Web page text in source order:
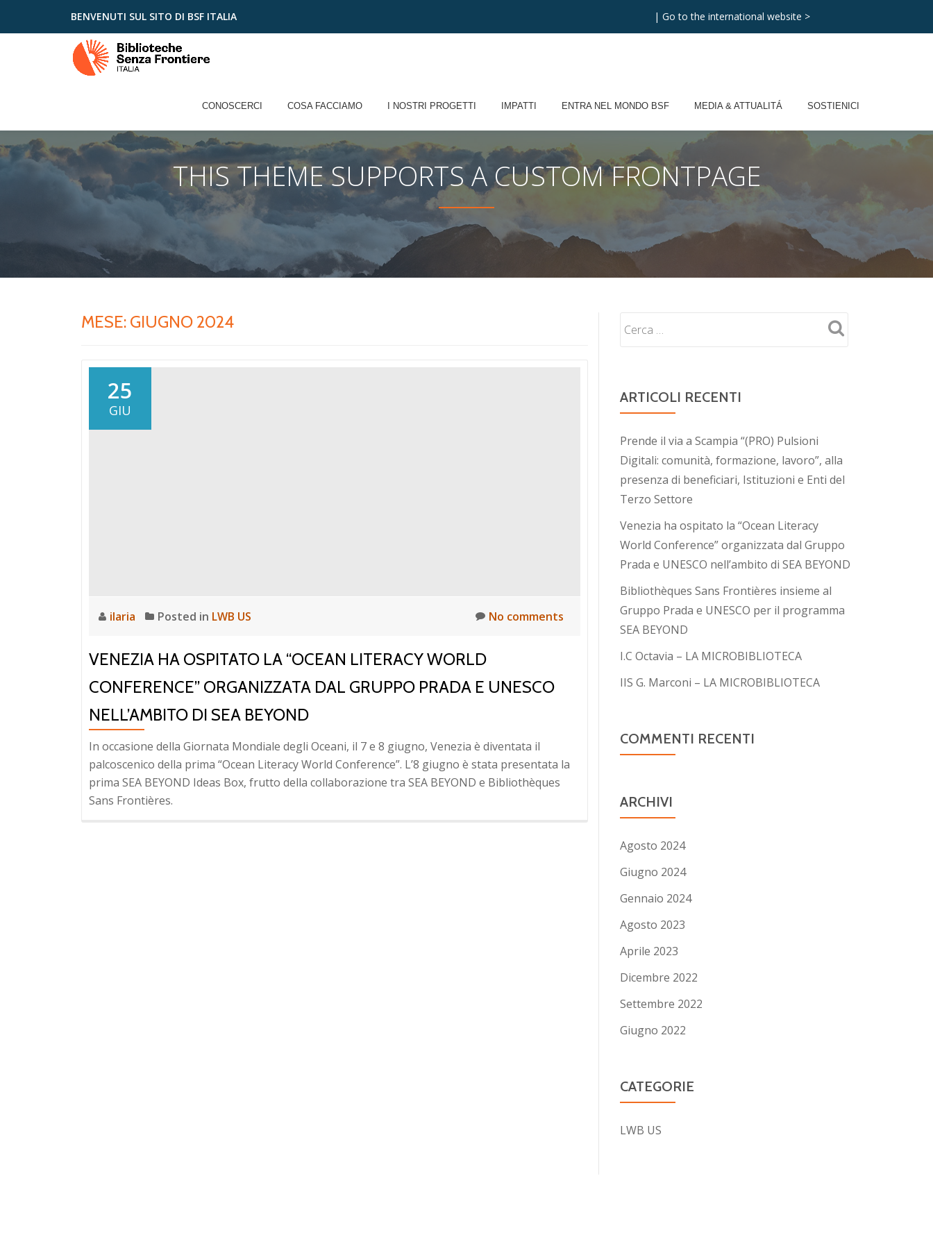
Skip
BENVENUTI SUL SITO DI BSF ITALIA | Go to the international website >
CONOSCERCI COSA FACCIAMO I NOSTRI PROGETTI IMPATTI ENTRA NEL MONDO BSF MEDIA & ATTUALITÁ SOSTIENICI
THIS THEME SUPPORTS A CUSTOM FRONTPAGE
MESE: GIUGNO 2024
25
GIU
ilaria Posted in LWB US No comments
VENEZIA HA OSPITATO LA “OCEAN LITERACY WORLD
CONFERENCE” ORGANIZZATA DAL GRUPPO PRADA E UNESCO
NELL’AMBITO DI SEA BEYOND
In occasione della Giornata Mondiale degli Oceani, il 7 e 8 giugno, Venezia è diventata il
palcoscenico della prima “Ocean Literacy World Conference”. L’8 giugno è stata presentata la
prima SEA BEYOND Ideas Box, frutto della collaborazione tra SEA BEYOND e Bibliothèques
Sans Frontières.
ARTICOLI RECENTI
Prende il via a Scampia “(PRO) Pulsioni
Digitali: comunità, formazione, lavoro”, alla
presenza di beneficiari, Istituzioni e Enti del
Terzo Settore
Venezia ha ospitato la “Ocean Literacy
World Conference” organizzata dal Gruppo
Prada e UNESCO nell’ambito di SEA BEYOND
Bibliothèques Sans Frontières insieme al
Gruppo Prada e UNESCO per il programma
SEA BEYOND
I.C Octavia – LA MICROBIBLIOTECA
IIS G. Marconi – LA MICROBIBLIOTECA
COMMENTI RECENTI
ARCHIVI
Agosto 2024
Giugno 2024
Gennaio 2024
Agosto 2023
Aprile 2023
Dicembre 2022
Settembre 2022
Giugno 2022
CATEGORIE
LWB US